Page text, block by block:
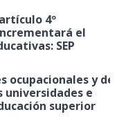
4º
el
SEP
ocupacionales y de
universidades e
superior